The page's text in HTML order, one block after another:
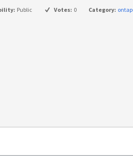
Public Votes: 0 Category: